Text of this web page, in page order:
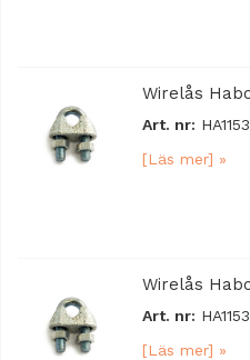
Wirelås
Art. nr:
[Läs mer] »
Wirelås
Art. nr:
[Läs mer] »